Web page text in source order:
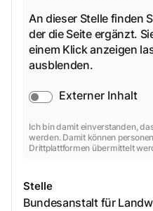
An dieser Stelle finden
der die Seite ergänzt.
einem Klick anzeigen
ausblenden.
Externer Inhalt
Ich bin damit einverstanden,
werden. Damit können
Drittplattformen übermittelt
Stelle
Bundesanstalt für